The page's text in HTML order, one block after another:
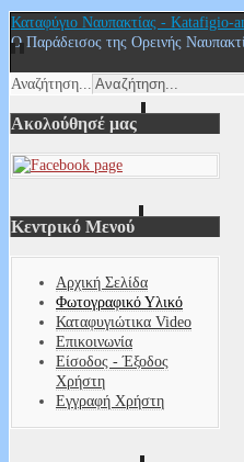
Καταφύγιο Ναυπακτίας - Katafigio-
Ο Παράδεισος της Ορεινής
Αναζήτηση...
Ακολούθησέ μας
Κεντρικό Μενού
Αρχική Σελίδα
Φωτογραφικό Υλικό
Καταφυγιώτικα Video
Επικοινωνία
Είσοδος - Έξοδος
Χρήστη
Εγγραφή Χρήστη